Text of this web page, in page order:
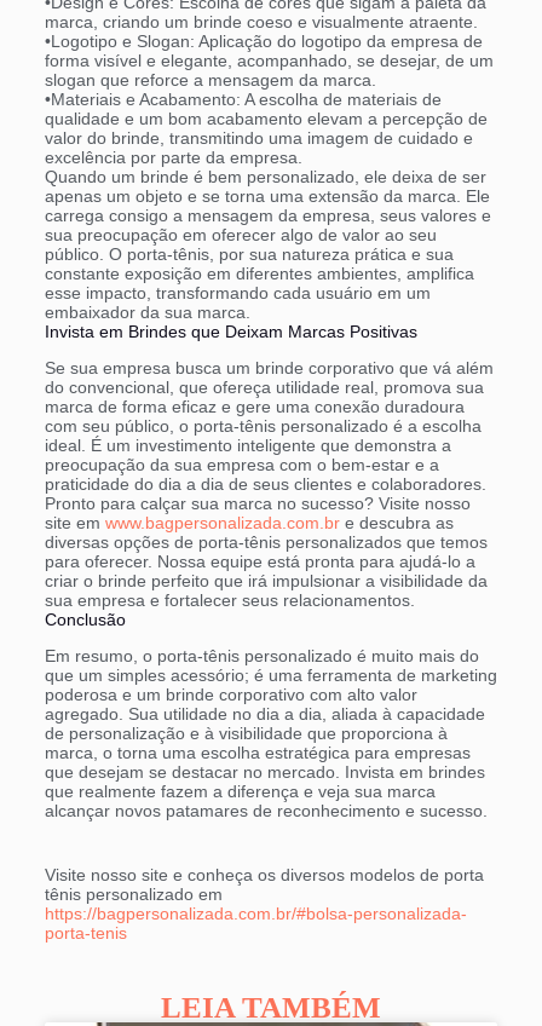
marca, criando um brinde coeso e visualmente atraente.
•Logotipo e Slogan: Aplicação do logotipo da empresa de
forma visível e elegante, acompanhado, se desejar, de um
slogan que reforce a mensagem da marca.
•Materiais e Acabamento: A escolha de materiais de
qualidade e um bom acabamento elevam a percepção de
valor do brinde, transmitindo uma imagem de cuidado e
excelência por parte da empresa.
Quando um brinde é bem personalizado, ele deixa de ser
apenas um objeto e se torna uma extensão da marca. Ele
carrega consigo a mensagem da empresa, seus valores e
sua preocupação em oferecer algo de valor ao seu
público. O porta-tênis, por sua natureza prática e sua
constante exposição em diferentes ambientes, amplifica
esse impacto, transformando cada usuário em um
embaixador da sua marca.
Invista em Brindes que Deixam Marcas Positivas
Se sua empresa busca um brinde corporativo que vá além
do convencional, que ofereça utilidade real, promova sua
marca de forma eficaz e gere uma conexão duradoura
com seu público, o porta-tênis personalizado é a escolha
ideal. É um investimento inteligente que demonstra a
preocupação da sua empresa com o bem-estar e a
praticidade do dia a dia de seus clientes e colaboradores.
Pronto para calçar sua marca no sucesso?Visite nosso
site em www.bagpersonalizada.com.bre descubra as
diversas opções de porta-tênis personalizados que temos
para oferecer. Nossa equipe está pronta para ajudá-lo a
criar o brinde perfeito que irá impulsionar a visibilidade da
sua empresa e fortalecer seus relacionamentos.
Conclusão
Em resumo, o porta-tênis personalizado é muito mais do
que um simples acessório; é uma ferramenta de marketing
poderosa e um brinde corporativo com alto valor
agregado. Sua utilidade no dia a dia, aliada à capacidade
de personalização e à visibilidade que proporciona à
marca, o torna uma escolha estratégica para empresas
que desejam se destacar no mercado. Invista em brindes
que realmente fazem a diferença e veja sua marca
alcançar novos patamares de reconhecimento e sucesso.
Visite nosso site e conheça os diversos modelos de porta
tênis personalizado em
https://bagpersonalizada.com.br/#bolsa-personalizada-
porta-tenis
LEIA TAMBÉM